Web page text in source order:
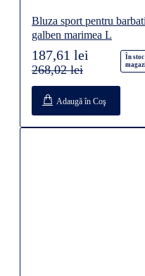
Bluza sport pentru
galben marimea L
În stoc
187,61 lei
268,02 lei
Adaugă în Coş